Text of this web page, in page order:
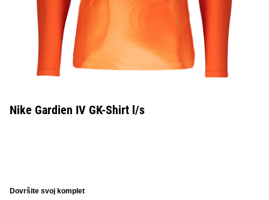
Nike Gardien IV GK-Shirt l/s
Dovršite svoj komplet